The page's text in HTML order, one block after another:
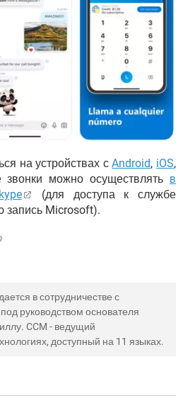
на устройствах сAndroid, iOS,
можно осуществлять в
(для доступа к службе
запись Microsoft).
в сотрудничестве с
руководством основателя
CCM - ведущий
доступный на 11 языках.